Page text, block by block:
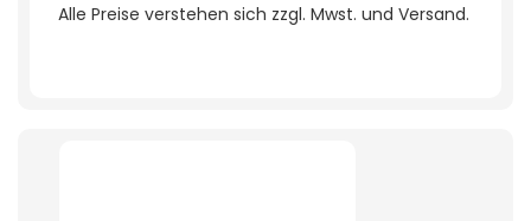
Alle Preise verstehen sich zzgl. Mwst. und Versand.